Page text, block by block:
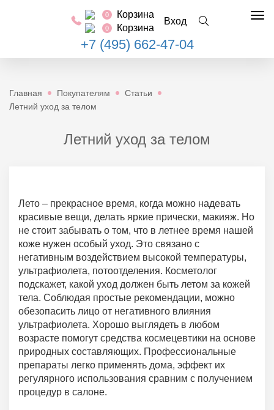
0 Корзина
0 Корзина
Вход
+7 (495) 662-47-04
Главная Покупателям
Статьи
Летний уход за телом
Летний уход за телом
Лето – прекрасное время, когда можно надевать
красивые вещи, делать яркие прически, макияж. Но
не стоит забывать о том, что в летнее время нашей
коже нужен особый уход. Это связано с
негативным воздействием высокой температуры,
ультрафиолета, потоотделения. Косметолог
подскажет, какой уход должен быть летом за кожей
тела. Соблюдая простые рекомендации, можно
обезопасить лицо от негативного влияния
ультрафиолета. Хорошо выглядеть в любом
возрасте помогут средства космецевтики на основе
природных составляющих. Профессиональные
препараты легко применять дома, эффект их
регулярного использования сравним с получением
процедур в салоне.